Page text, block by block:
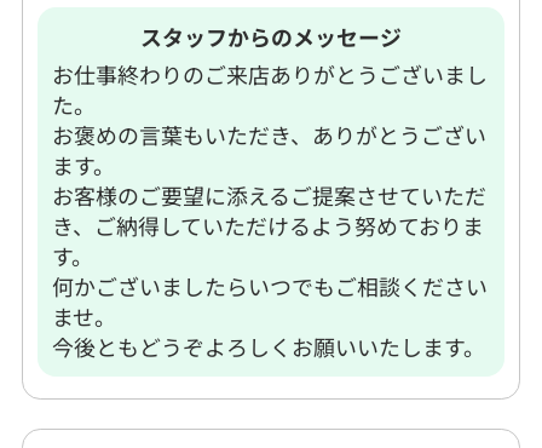
スタッフからのメッセージ
お仕事終わりのご来店ありがとうございまし
た。
お褒めの言葉もいただき、ありがとうござい
ます。
お客様のご要望に添えるご提案させていただ
き、ご納得していただけるよう努めておりま
す。
何かございましたらいつでもご相談ください
ませ。
今後ともどうぞよろしくお願いいたします。